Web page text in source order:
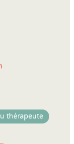
thérapeute